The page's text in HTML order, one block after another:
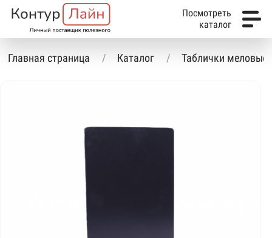
Посмотреть
каталог
Главная страница Каталог Таблички меловые